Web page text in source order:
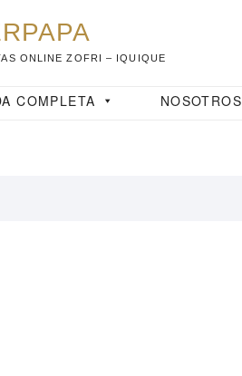
ONLINE ZOFRI – IQUIQUE
COMPLETA NOSOTROS